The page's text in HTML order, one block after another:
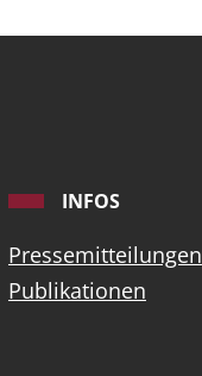
INFOS
Pressemitteilungen
Publikationen